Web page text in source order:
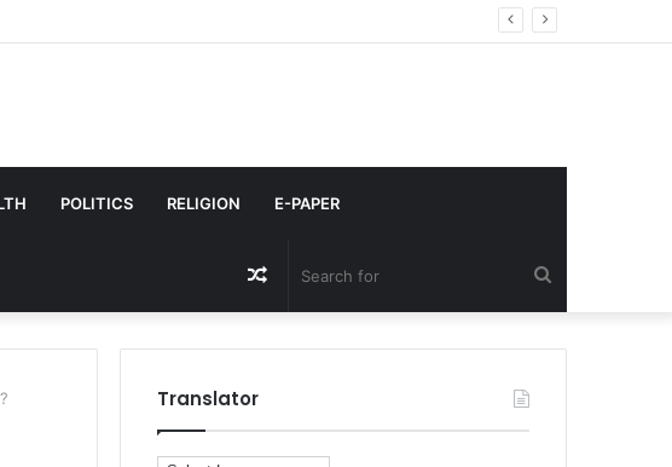
ताकत? जानिए बेबी बॉस का डाइट प्लान
POLITICS RELIGION E-PAPER
for
Random
Article
Translator